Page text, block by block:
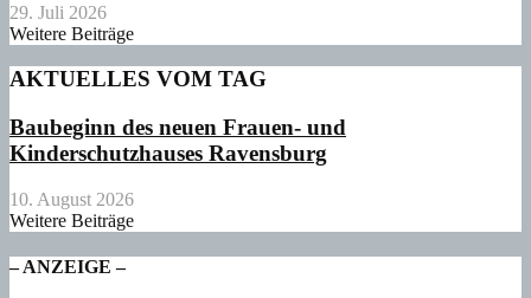
29. Juli 2026
Weitere Beiträge
AKTUELLES VOM TAG
Baubeginn des neuen Frauen- und
Kinderschutzhauses Ravensburg
10. August 2026
Weitere Beiträge
– ANZEIGE –